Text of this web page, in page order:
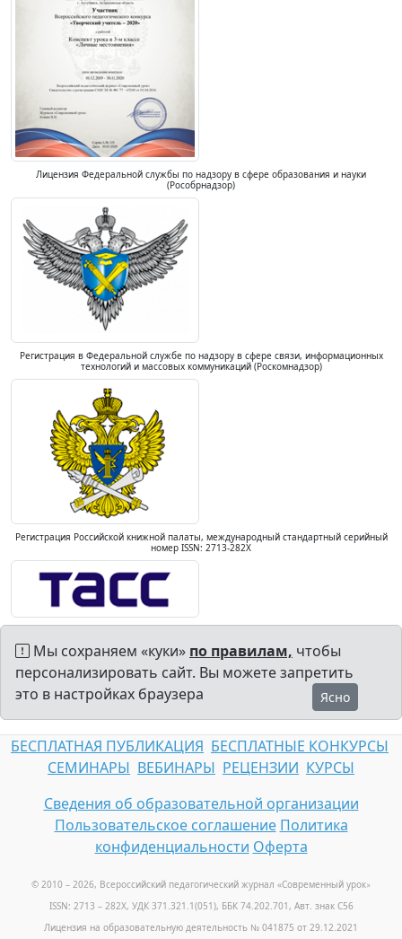
Лицензия Федеральной службы по надзору в сфере образования и науки
(Рособрнадзор)
Регистрация в Федеральной службе по надзору в сфере связи, информационных
технологий и массовых коммуникаций (Роскомнадзор)
Регистрация Российской книжной палаты, международный стандартный серийный
номер ISSN: 2713-282X
Мы сохраняем «куки» по правилам, чтобы
персонализировать сайт. Вы можете запретить
это в настройках браузера
Ясно
БЕСПЛАТНАЯ ПУБЛИКАЦИЯ БЕСПЛАТНЫЕ КОНКУРСЫ
СЕМИНАРЫ ВЕБИНАРЫ РЕЦЕНЗИИ КУРСЫ
Сведения об образовательной организации
Пользовательское соглашение Политика
конфиденциальности Оферта
© 2010 – 2026, Всероссийский педагогический журнал «Современный урок»
ISSN: 2713 – 282X, УДК 371.321.1(051), ББК 74.202.701, Авт. знак С56
Лицензия на образовательную деятельность № 041875 от 29.12.2021